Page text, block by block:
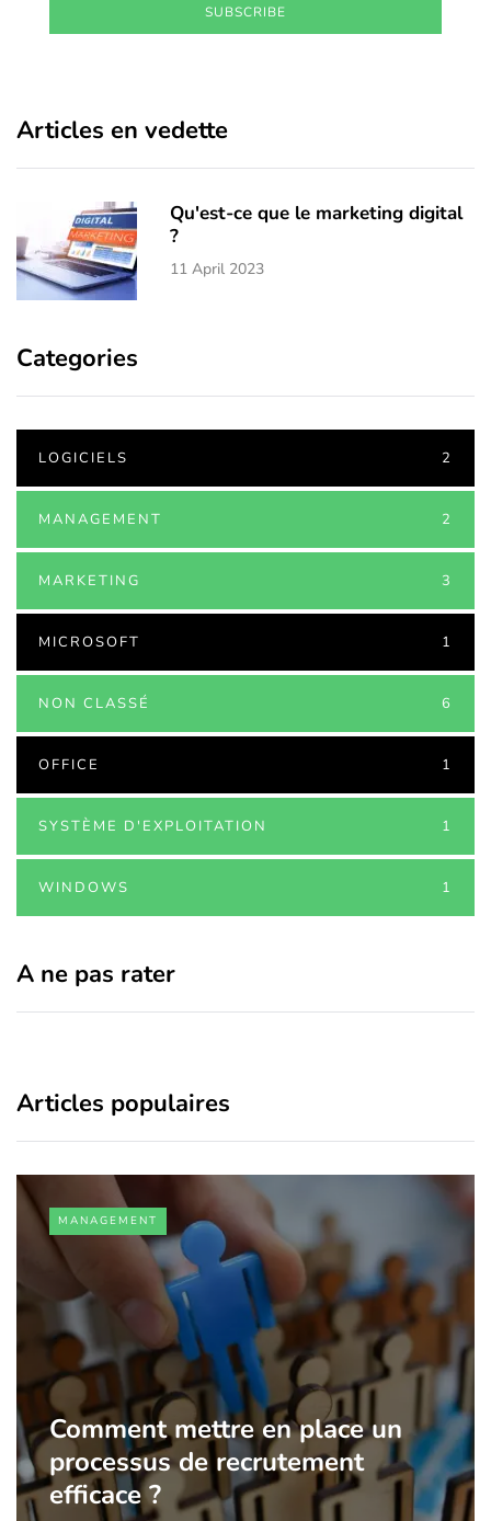
SUBSCRIBE
Articles en vedette
Qu'est-ce que le marketing digital
?
11 April 2023
Categories
LOGICIELS 2
MANAGEMENT 2
MARKETING 3
MICROSOFT 1
NON CLASSÉ 6
OFFICE 1
SYSTÈME D'EXPLOITATION 1
WINDOWS 1
A ne pas rater
Articles populaires
MANAGEMENT
Comment mettre en place un
processus de recrutement
efficace ?